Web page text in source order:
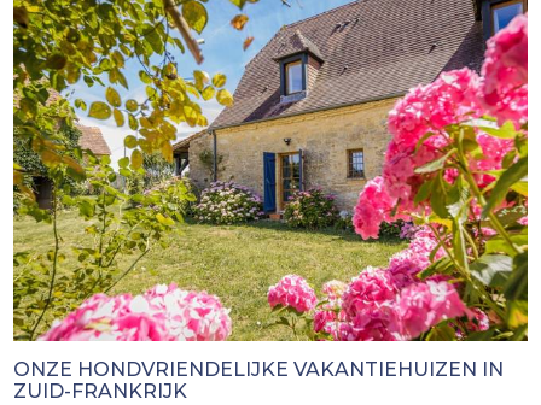
ONZE HONDVRIENDELIJKE VAKANTIEHUIZEN IN
ZUID-FRANKRIJK